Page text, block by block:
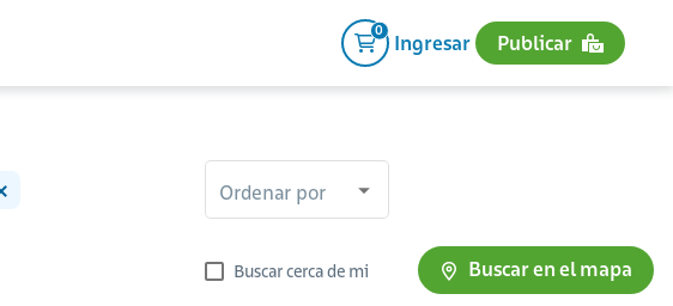
0
Ingresar Publicar
Ordenar por
Buscar cerca de mi Buscar en el mapa